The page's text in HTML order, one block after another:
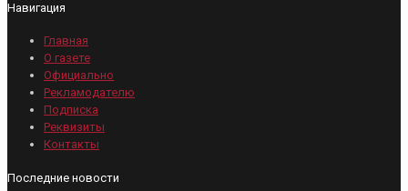
Навигация
Главная
О газете
Официально
Рекламодателю
Подписка
Реквизиты
Контакты
Последние новости